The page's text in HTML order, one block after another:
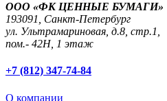
ООО «ФК ЦЕННЫЕ БУМАГИ»
193091, Санкт-Петербург
ул. Ультрамариновая, д.8, стр.1,
пом.- 42Н, 1 этаж
+7 (812) 347-74-84
О компании